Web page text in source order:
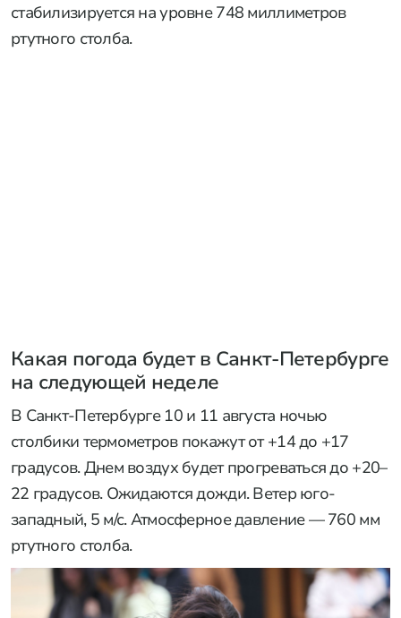
стабилизируется на уровне 748 миллиметров
ртутного столба.
Какая погода будет в Санкт-Петербурге
на следующей неделе
В Санкт-Петербурге 10 и 11 августа ночью
столбики термометров покажут от +14 до +17
градусов. Днем воздух будет прогреваться до +20–
22 градусов. Ожидаются дожди. Ветер юго-
западный, 5 м/с. Атмосферное давление — 760 мм
ртутного столба.